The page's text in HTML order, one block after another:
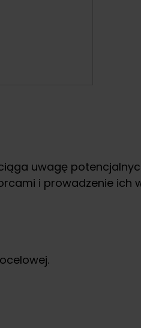
uwagę
i prowadzenie ich